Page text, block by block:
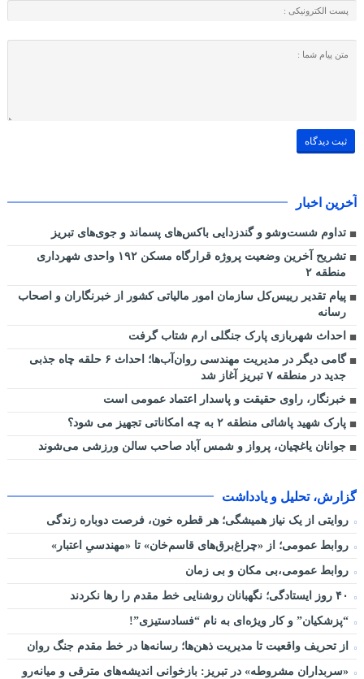
آخرین اخبار
تداوم شست‌وشو و گندزدایی باکس‌های پسماند و جوی‌های تبریز
تشریح آخرین وضعیت پروژه قرارگاه مسکن ۱۹۲ واحدی شهرداری
منطقه ۲
پیام تقدیر رییس‌کل سازمان امور مالیاتی کشور از خبرنگاران و اصحاب
رسانه
احداث شهربازی پارک جنگلی ارم شتاب گرفت
گامی دیگر در مدیریت مهندسی روان‌آب‌ها؛ احداث ۶ حلقه چاه جذبی
جدید در منطقه ۷ تبریز آغاز شد
خبرنگار، راوی حقیقت و پاسدار اعتماد عمومی است
پارک شهید پاشائی منطقه ۲ به چه امکاناتی تجهیز می شود؟
جوانان یاغچیان، پرواز و شمس آباد صاحب سالن ورزشی می‌شوند
گزارش، تحلیل و یادداشت
روایتی از یک نیاز همیشگی؛ هر قطره خون، فرصت دوباره زندگی
روابط عمومی؛ از «چراغ‌برق‌های قاسم‌خان» تا «مهندسیِ اعتبار»
روابط عمومی،بی مکان و بی زمان
“پزشکیان” و کار ویژه‌ای به نام “فسادستیزی”!
از تحریف واقعیت تا مدیریت ذهن‌ها؛ رسانه‌ها در خط مقدم جنگ روان
«سربداران مشروطه» در تبریز: بازخوانی اندیشه‌های مترقی و میانه‌رو